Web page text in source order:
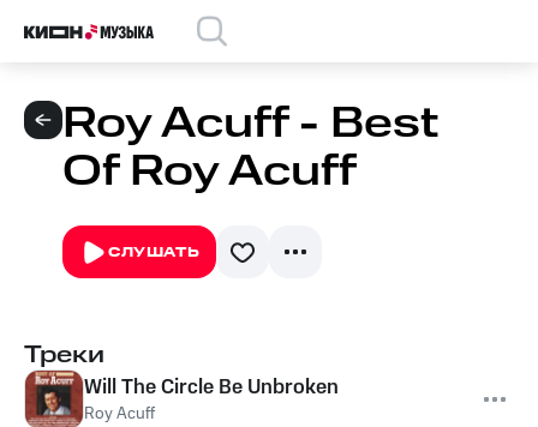
Roy Acuff - Best
Of Roy Acuff
СЛУШАТЬ
Треки
Will The Circle Be Unbroken
Roy Acuff